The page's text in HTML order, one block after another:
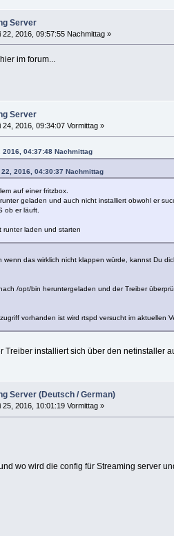
Server
22, 2016, 09:57:55 Nachmittag »
im forum...
Server
24, 2016, 09:34:07 Vormittag »
04:37:48 Nachmittag
2016, 04:30:37 Nachmittag
auf einer fritzbox.
geladen und auch nicht installiert obwohl er
ob er läuft.
runter laden und starten
wenn das wirklich nicht klappen würde, kannst Du
/opt/bin heruntergeladen und der Treiber
vorhanden ist wird rtspd versucht im aktuellen
Treiber installiert sich über den netinstaller
Server (Deutsch / German)
25, 2016, 10:01:19 Vormittag »
wo wird die config für Streaming server